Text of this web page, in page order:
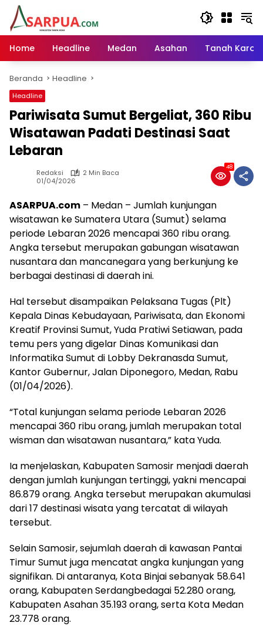
Langsung
konten
Home
Headline Medan Asahan Tanah Karo
Beranda Headline
Headline
Pariwisata Sumut Bergeliat, 360 Ribu
Wisatawan Padati Destinasi Saat
Lebaran
Redaksi
2 Min Baca
01/04/2026
48
ASARPUA.com – Medan – Jumlah kunjungan
wisatawan ke Sumatera Utara (Sumut) selama
periode Lebaran 2026 mencapai 360 ribu orang.
Angka tersebut merupakan gabungan wisatawan
nusantara dan mancanegara yang berkunjung ke
berbagai destinasi di daerah ini.
Hal tersebut disampaikan Pelaksana Tugas (Plt)
Kepala Dinas Kebudayaan, Pariwisata, dan Ekonomi
Kreatif Provinsi Sumut, Yuda Pratiwi Setiawan, pada
temu pers yang digelar Dinas Komunikasi dan
Informatika Sumut di Lobby Dekranasda Sumut,
Kantor Gubernur, Jalan Diponegoro, Medan, Rabu
(01/04/2026).
“Total kunjungan selama periode Lebaran 2026
mencapai 360 ribu orang, jumlah merupakan total
wisman dan wisatawan nusantara,” kata Yuda.
Ia menjelaskan, Kabupaten Samosir menjadi daerah
dengan jumlah kunjungan tertinggi, yakni mencapai
86.879 orang. Angka tersebut merupakan akumulasi
dari 17 destinasi wisata yang tercatat di wilayah
tersebut.
Selain Samosir, sejumlah daerah di kawasan Pantai
Timur Sumut juga mencatat angka kunjungan yang
signifikan. Di antaranya, Kota Binjai sebanyak 58.641
orang, Kabupaten Serdangbedagai 52.280 orang,
Kabupaten Asahan 35.193 orang, serta Kota Medan
23.778 orang.